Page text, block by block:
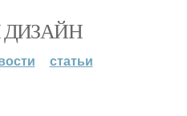
ДИЗАЙН
статьи